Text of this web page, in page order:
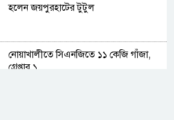
হলেন জয়পুরহাটের টুটুল
নোয়াখালীতে সিএনজিতে ১১ কেজি গাঁজা,
গ্রেপ্তার ১